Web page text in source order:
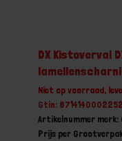
DX Kistoverval
Niet op voorraad,
Gtin:
Artikelnummer merk:
Prijs per